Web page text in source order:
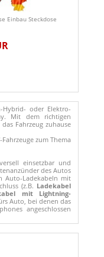
Einbau Steckdose
oder Elektro-
Mit dem richtigen
Fahrzeug zuhause
zum Thema
einsetzbar und
des Autos
Auto-Ladekabeln mit
(z.B. Ladekabel
mit Lightning-
Auto, bei denen das
angeschlossen